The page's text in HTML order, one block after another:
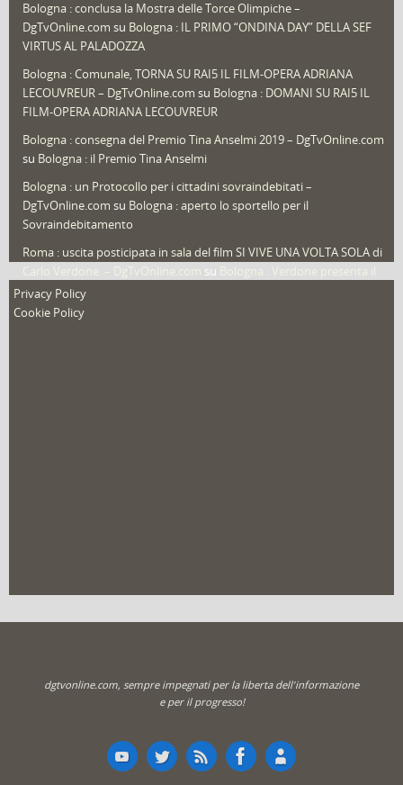
Redazioni(1.049)
Speciali (22)
Sport
That's Bologna Magazine(25)
Video (archivio) (263)
Bologna : conclusa la Mostra delle Torce Olimpiche –
DgTvOnline.com su Bologna : IL PRIMO “ONDINA DAY” DELLA SEF
VIRTUS AL PALADOZZA
Bologna : Comunale, TORNA SU RAI5 IL FILM-OPERA ADRIANA
LECOUVREUR – DgTvOnline.com su Bologna : DOMANI SU RAI5 IL
FILM-OPERA ADRIANA LECOUVREUR
Bologna : consegna del Premio Tina Anselmi 2019 – DgTvOnline.com
su Bologna : il Premio Tina Anselmi
Bologna : un Protocollo per i cittadini sovraindebitati –
DgTvOnline.com su Bologna : aperto lo sportello per il
Sovraindebitamento
Roma : uscita posticipata in sala del film SI VIVE UNA VOLTA SOLA di
su
nuovo film
Privacy Policy
Cookie Policy
dgtvonline.com, sempre impegnati per la liberta dell'informazione
e per il progresso!